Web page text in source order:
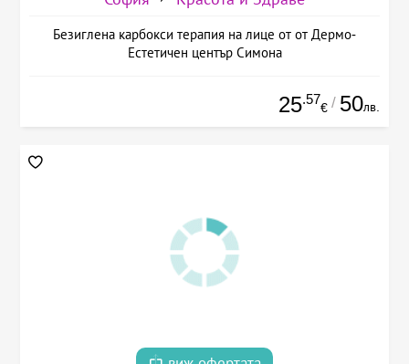
Безиглена карбокси терапия на лице от от Дермо-
Естетичен център Симона
25.57
€ / 50лв.